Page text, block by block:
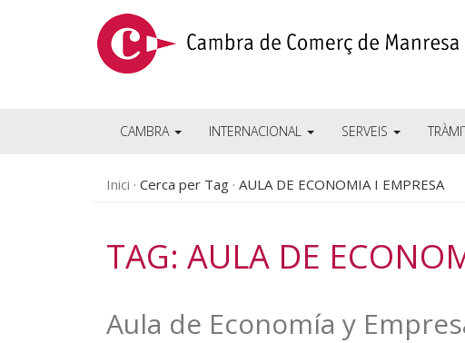
CAMBRA INTERNACIONAL SERVEIS
Inici Cerca per Tag AULA DE ECONOMIA I EMPRESA
TAG: AULA DE
Aula de Economía y